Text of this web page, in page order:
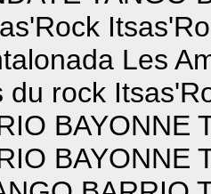
Les
du rock
BAYONNE
BAYONNE